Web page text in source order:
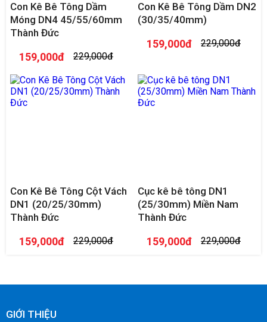
Con Kê Bê Tông Dầm
Móng DN4 45/55/60mm
Thành Đức
159,000đ 229,000đ
Con Kê Bê Tông Dầm DN2
(30/35/40mm)
159,000đ 229,000đ
Con Kê Bê Tông Cột Vách
DN1 (20/25/30mm)
Thành Đức
159,000đ 229,000đ
Cục kê bê tông DN1
(25/30mm) Miền Nam
Thành Đức
159,000đ 229,000đ
GIỚI THIỆU